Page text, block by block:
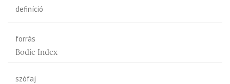
definíció
forrás
Bodie Index
szófaj